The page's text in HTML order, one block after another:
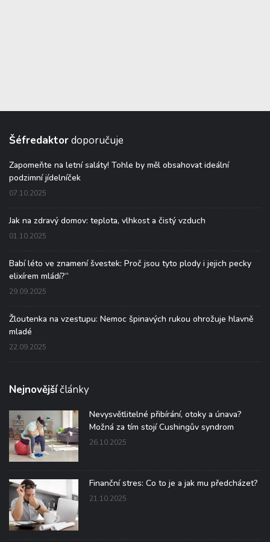
Šéfredaktordoporučuje
Zapomeňte na letní saláty! Tohle by měl obsahovat ideální
podzimní jídelníček
07.10.2025
Jak na zdravý domov: teplota, vlhkost a čistý vzduch
01.10.2025
Babí léto ve znamení švestek: Proč jsou tyto plody i jejich pecky
elixírem mládí?“
29.09.2025
Žloutenka na vzestupu: Nemoc špinavých rukou ohrožuje hlavně
mladé
22.09.2025
Nejnovějšíčlánky
Nevysvětlitelné přibírání, otoky a únava?
Možná za tím stojí Cushingův syndrom
26.10.2025
Finanční stres: Co to je a jak mu předcházet?
21.10.2025